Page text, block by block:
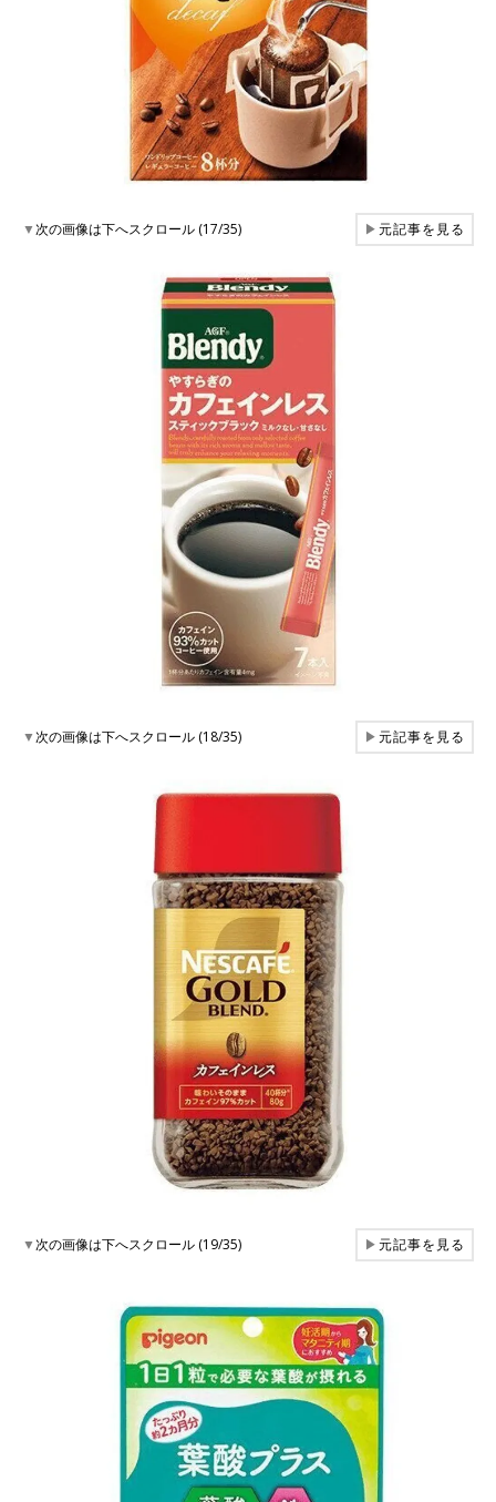
▼次の画像は下へスクロール (17/35) ▶元記事を見る
▼次の画像は下へスクロール (18/35) ▶元記事を見る
▼次の画像は下へスクロール (19/35) ▶元記事を見る